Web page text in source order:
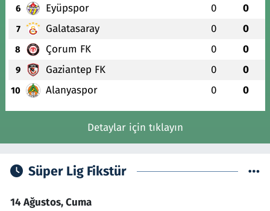
6 Eyüpspor 0 0
7 Galatasaray 0 0
8 Çorum FK 0 0
9 Gaziantep FK 0 0
10 Alanyaspor 0 0
Detaylar için tıklayın
Süper Lig Fikstür
14 Ağustos, Cuma